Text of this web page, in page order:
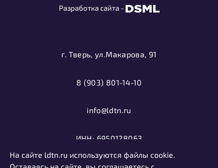
Разработка сайта -
г. Тверь, ул.Макарова, 91
8 (903) 801-14-10
info@ldtn.ru
ИНН: 6950128063
ОГРН: 1116952000406
На сайте ldtn.ru используются файлы cookie.